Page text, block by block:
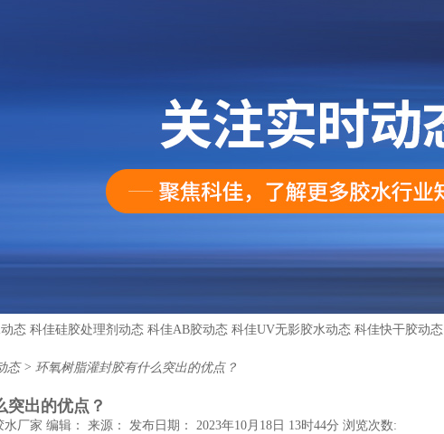
态 科佳硅胶处理剂动态 科佳AB胶动态 科佳UV无影胶水动态 科佳快干胶动态
态> 环氧树脂灌封胶有什么突出的优点？
突出的优点？
水厂家 编辑： 来源： 发布日期： 2023年10月18日 13时44分 浏览次数: